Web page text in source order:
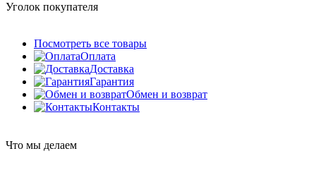
Уголок покупателя
Посмотреть все товары
Оплата
Доставка
Гарантия
Обмен и возврат
Контакты
Что мы делаем